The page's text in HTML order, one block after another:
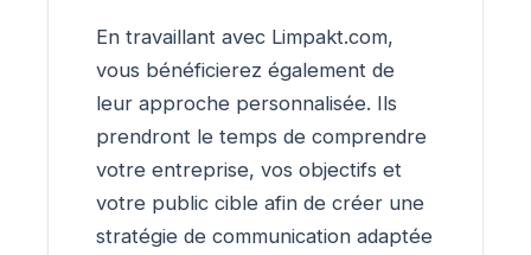
En travaillant avec Limpakt.com,
vous bénéficierez également de
leur approche personnalisée. Ils
prendront le temps de comprendre
votre entreprise, vos objectifs et
votre public cible afin de créer une
stratégie de communication adaptée